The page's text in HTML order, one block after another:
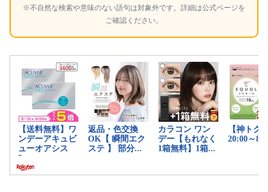
※不自然な検索や意味のない語句は対象外です。詳細は公式ページを
ご確認ください。